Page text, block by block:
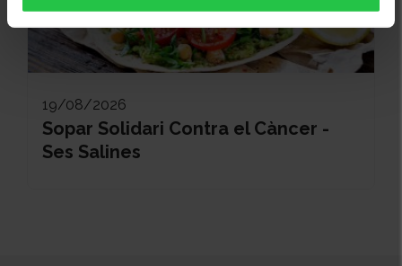
19/08/2026
Sopar Solidari Contra el Càncer -
Ses Salines